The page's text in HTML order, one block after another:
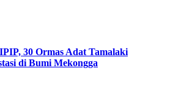
30 Ormas Adat Tamalaki
di Bumi Mekongga